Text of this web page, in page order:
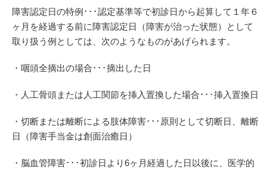
障害認定日の特例･･･認定基準等で初診日から起算して１年６
ヶ月を経過する前に障害認定日（障害が治った状態）として
取り扱う例としては、次のようなものがあげられます。
・咽頭全摘出の場合･･･摘出した日
・人工骨頭または人工関節を挿入置換した場合･･･挿入置換日
・切断または離断による肢体障害･･･原則として切断日、離断
日（障害手当金は創面治癒日）
・脳血管障害･･･初診日より6ヶ月経過した日以後に、医学的